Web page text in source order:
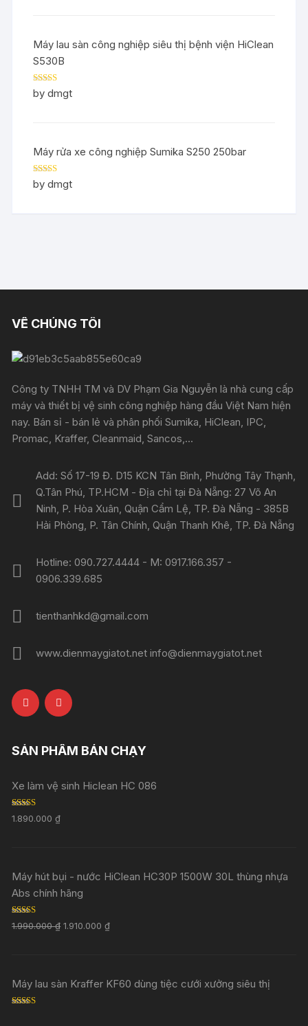
Máy lau sàn công nghiệp siêu thị bệnh viện HiClean
S530B
Rated5out
of 5
by dmgt
Máy rửa xe công nghiệp Sumika S250 250bar
Rated5out
of 5
by dmgt
VỀ CHÚNG TÔI
Công ty TNHH TM và DV Phạm Gia Nguyễn là nhà cung cấp
máy và thiết bị vệ sinh công nghiệp hàng đầu Việt Nam hiện
nay. Bán sỉ - bán lẻ và phân phối Sumika, HiClean, IPC,
Promac, Kraffer, Cleanmaid, Sancos,...
Add: Số 17-19 Đ. D15 KCN Tân Bình, Phường Tây Thạnh,
Q.Tân Phú, TP.HCM - Địa chỉ tại Đà Nẵng: 27 Võ An
Ninh, P. Hòa Xuân, Quận Cẩm Lệ, TP. Đà Nẵng - 385B
Hải Phòng, P. Tân Chính, Quận Thanh Khê, TP. Đà Nẵng
Hotline: 090.727.4444 - M: 0917.166.357 -
0906.339.685
tienthanhkd@gmail.com
www.dienmaygiatot.net info@dienmaygiatot.net
SẢN PHẨM BÁN CHẠY
Xe làm vệ sinh Hiclean HC 086
Rated 5.00
out of 5
1.890.000₫
Máy hút bụi - nước HiClean HC30P 1500W 30L thùng nhựa
Abs chính hãng
Rated 5.00
out of 5
1.990.000₫ 1.910.000₫
Máy lau sàn Kraffer KF60 dùng tiệc cưới xưởng siêu thị